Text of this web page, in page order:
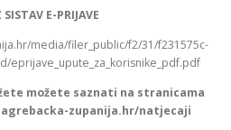
E-PRIJAVE
media/filer_public/f2/31/f231575c-
eprijave_upute_za_korisnike_pdf.pdf
možete saznati na stranicama
zupanija.hr/natjecaji